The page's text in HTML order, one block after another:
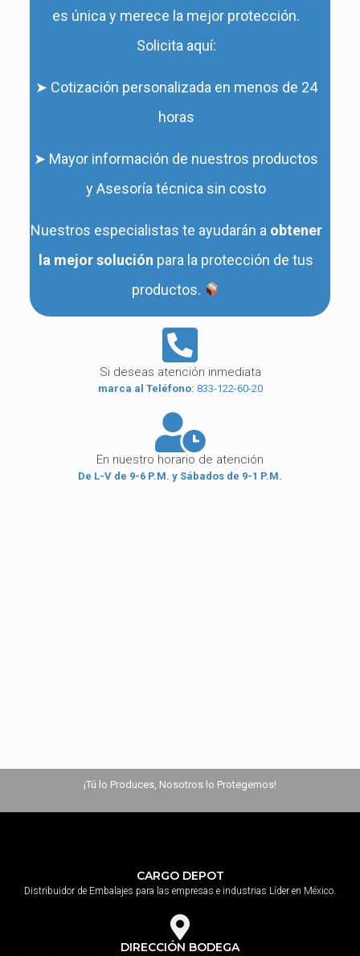
es única y merece la mejor protección.
Solicita aquí:
➤ Cotización personalizada en menos de 24
horas
➤ Mayor información de nuestros productos
y Asesoría técnica sin costo
Nuestros especialistas te ayudarán a obtener
la mejor solución para la protección de tus
productos.
Si deseas atención inmediata
marca al Teléfono: 833-122-60-20
En nuestro horario de atención
De L-V de 9-6 P.M. y Sábados de 9-1 P.M.
¡Tú lo Produces, Nosotros lo Protegemos!
CARGO DEPOT
Distribuidor de Embalajes para las empresas e industrias Líder en México.
DIRECCIÓN BODEGA